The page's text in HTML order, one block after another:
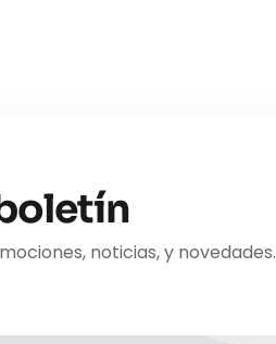
noticias, y novedades.